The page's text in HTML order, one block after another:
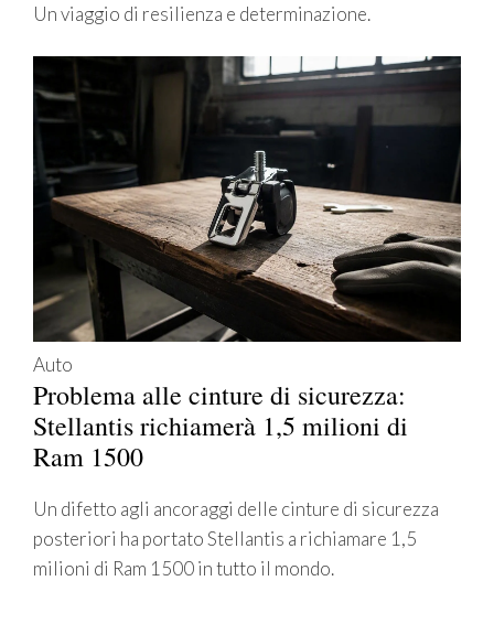
Un viaggio di resilienza e determinazione.
Auto
Problema alle cinture di sicurezza:
Stellantis richiamerà 1,5 milioni di
Ram 1500
Un difetto agli ancoraggi delle cinture di sicurezza
posteriori ha portato Stellantis a richiamare 1,5
milioni di Ram 1500 in tutto il mondo.